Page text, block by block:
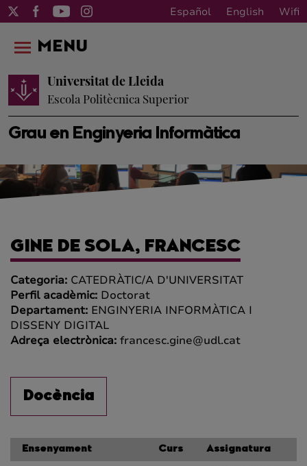
Español English Wifi
Grau en Enginyeria Informàtica
Universitat de Lleida
Escola Politècnica Superior
MENU
GINE DE SOLA, FRANCESC
Categoria: CATEDRÀTIC/A D'UNIVERSITAT
Perfil acadèmic: Doctorat
Departament: ENGINYERIA INFORMÀTICA I
DISSENY DIGITAL
Adreça electrònica: francesc.gine@udl.cat
Docència
Ensenyament Curs Assignatura